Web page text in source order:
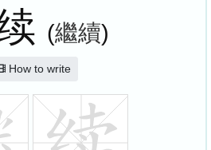
(繼續)
How to write